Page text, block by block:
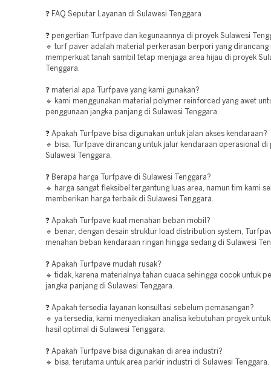
❓ FAQ Seputar Layanan di Sulawesi Tenggara
❓ pengertian Turfpave dan kegunaannya di proyek Sulawesi
🔹 turf paver adalah material perkerasan berpori yang dirancang
memperkuat tanah sambil tetap menjaga area hijau di proyek
Tenggara.
❓ material apa Turfpave yang kami gunakan?
🔹 kami menggunakan material polymer reinforced yang awet
penggunaan jangka panjang di Sulawesi Tenggara.
❓ Apakah Turfpave bisa digunakan untuk jalan akses kendaraan?
🔹 bisa, Turfpave dirancang untuk jalur kendaraan operasional di
Sulawesi Tenggara.
❓ Berapa harga Turfpave di Sulawesi Tenggara?
🔹 harga sangat fleksibel tergantung luas area, namun tim kami
memberikan harga terbaik di Sulawesi Tenggara.
❓ Apakah Turfpave kuat menahan beban mobil?
🔹 benar, dengan desain struktur load distribution system,
menahan beban kendaraan ringan hingga sedang di Sulawesi
❓ Apakah Turfpave mudah rusak?
🔹 tidak, karena materialnya tahan cuaca sehingga cocok untuk
jangka panjang di Sulawesi Tenggara.
❓ Apakah tersedia layanan konsultasi sebelum pemasangan?
🔹 ya tersedia, kami menyediakan analisa kebutuhan proyek
hasil optimal di Sulawesi Tenggara.
❓ Apakah Turfpave bisa digunakan di area industri?
🔹 bisa, terutama untuk area parkir industri di Sulawesi Tenggara.